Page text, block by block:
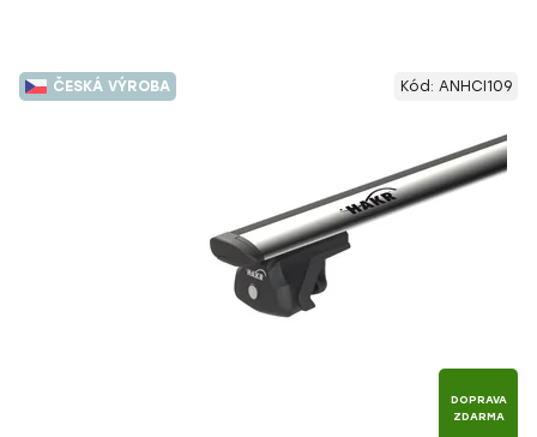
ČESKÁ VÝROBA
DOPRAVA
ZDARMA
Kód: ANHCI109